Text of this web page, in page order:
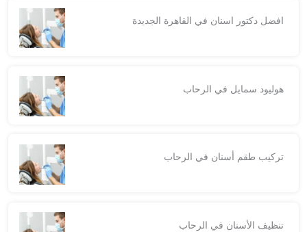
افضل دكتور اسنان في القاهرة الجديدة
هوليود سمايل في الرحاب
تركيب طقم أسنان في الرحاب
تنظيف الأسنان في الرحاب